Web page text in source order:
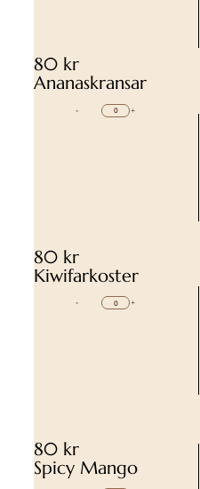
80 kr
Ananaskransar
- +
80 kr
Kiwifarkoster
- +
80 kr
Spicy Mango